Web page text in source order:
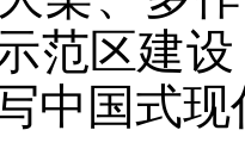
范区建
中国式